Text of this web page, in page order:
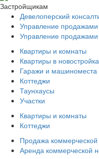
Застройщикам
Девелоперский
Управление продажами
Управление продажами
Квартиры и комнаты
Квартиры в
Гаражи и машиноместа
Коттеджи
Таунхаусы
Участки
Квартиры и комнаты
Коттеджи
Продажа
Аренда коммерческой